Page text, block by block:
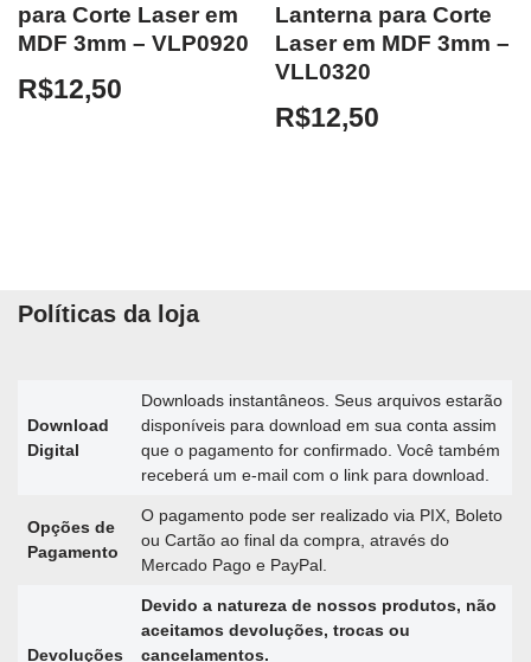
para Corte Laser em
MDF 3mm – VLP0920
R$12,50
Lanterna para Corte
Laser em MDF 3mm –
VLL0320
R$12,50
Políticas da loja
Download
Digital
Downloads instantâneos. Seus arquivos estarão
disponíveis para download em sua conta assim
que o pagamento for confirmado. Você também
receberá um e-mail com o link para download.
Opções de
Pagamento
O pagamento pode ser realizado via PIX, Boleto
ou Cartão ao final da compra, através do
Mercado Pago e PayPal.
Devoluções
Devido a natureza de nossos produtos, não
aceitamos devoluções, trocas ou
cancelamentos.